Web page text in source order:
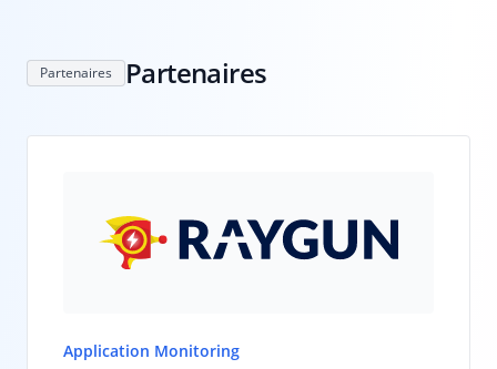
Partenaires Partenaires
Application Monitoring